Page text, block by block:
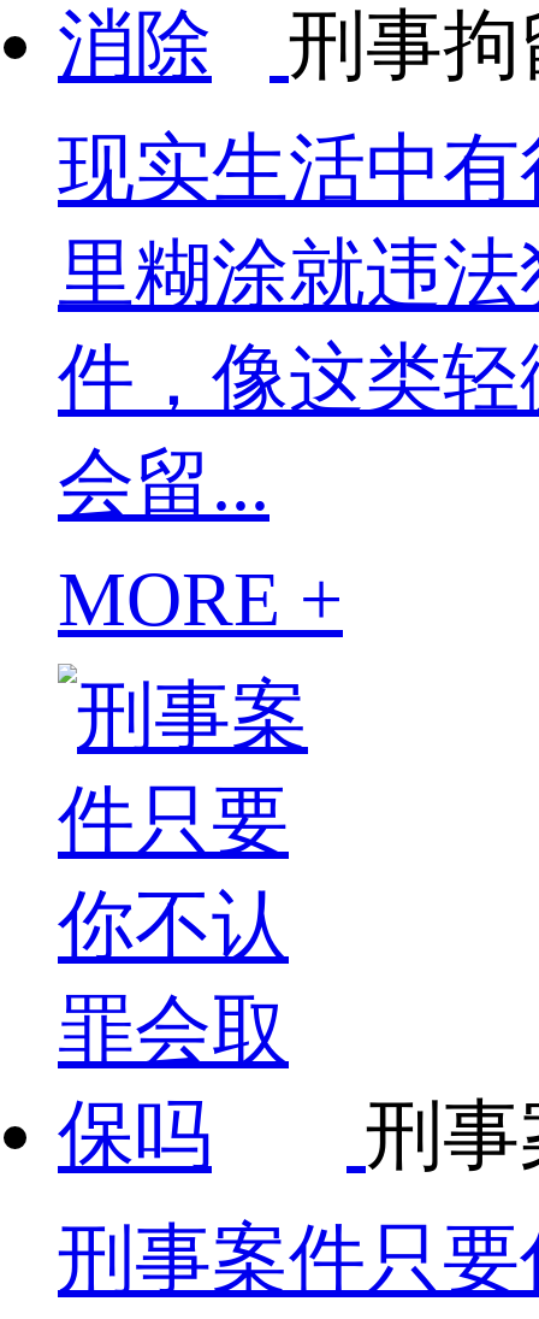
刑事
现实生活中
里糊涂就违
件，像这类
会留...
MORE +
刑
刑事案件只